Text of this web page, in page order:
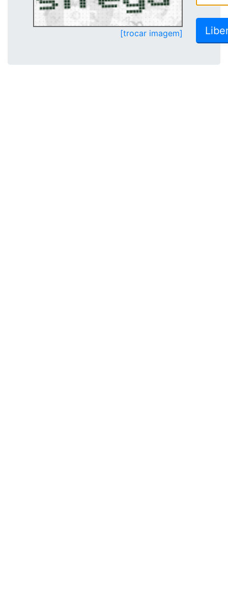
[trocar imagem]